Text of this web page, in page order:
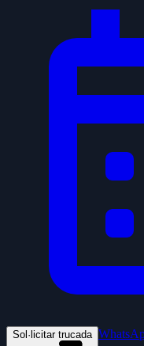
Sol·licitar trucada